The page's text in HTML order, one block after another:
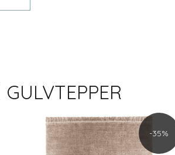
GULVTEPPER
-35%